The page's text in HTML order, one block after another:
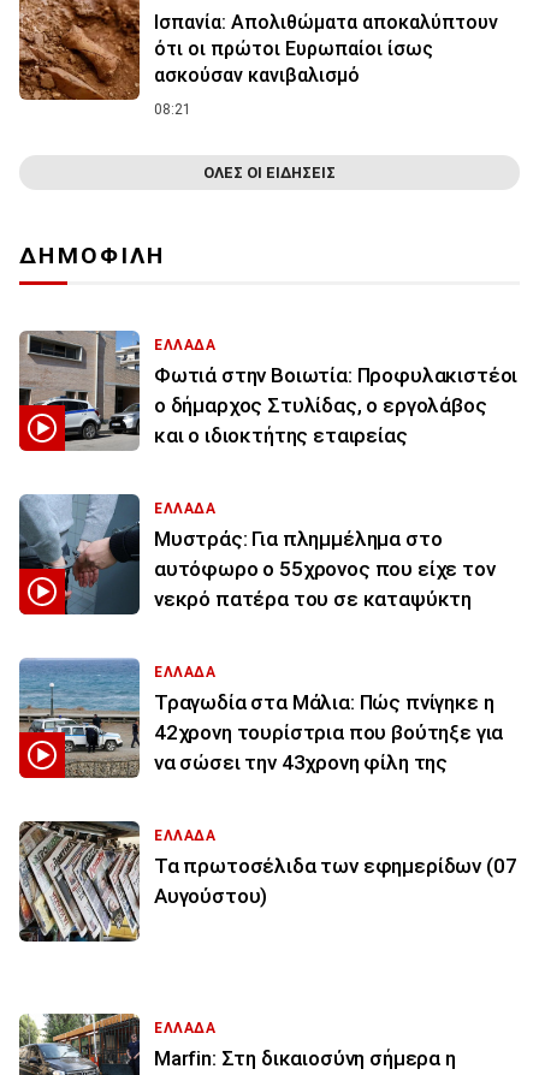
Ισπανία: Απολιθώματα αποκαλύπτουν
ότι οι πρώτοι Ευρωπαίοι ίσως
ασκούσαν κανιβαλισμό
08:21
ΟΛΕΣ ΟΙ ΕΙΔΗΣΕΙΣ
ΔΗΜΟΦΙΛΗ
ΕΛΛΑΔΑ
Φωτιά στην Βοιωτία: Προφυλακιστέοι
ο δήμαρχος Στυλίδας, ο εργολάβος
και ο ιδιοκτήτης εταιρείας
ΕΛΛΑΔΑ
Μυστράς: Για πλημμέλημα στο
αυτόφωρο ο 55χρονος που είχε τον
νεκρό πατέρα του σε καταψύκτη
ΕΛΛΑΔΑ
Τραγωδία στα Μάλια: Πώς πνίγηκε η
42χρονη τουρίστρια που βούτηξε για
να σώσει την 43χρονη φίλη της
ΕΛΛΑΔΑ
Τα πρωτοσέλιδα των εφημερίδων (07
Αυγούστου)
ΕΛΛΑΔΑ
Marfin: Στη δικαιοσύνη σήμερα η